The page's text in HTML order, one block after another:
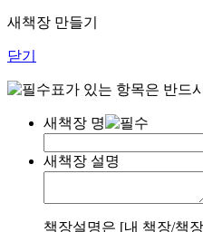
새책장 만들기
닫기
표가 있는 항목은 반드
새책장 명
새책장 설명
책장설명은 [내 책장/책